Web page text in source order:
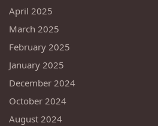
April 2025
March 2025
February 2025
January 2025
December 2024
October 2024
August 2024